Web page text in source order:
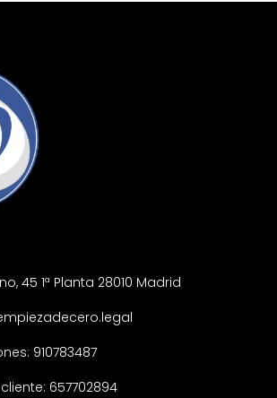
45 1ª Planta 28010 Madrid
910783487
657702894